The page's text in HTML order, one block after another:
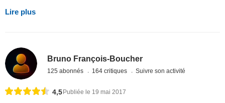
Lire plus
Bruno François-Boucher
125 abonnés 164 critiques Suivre son activité
4,5Publiée le 19 mai 2017